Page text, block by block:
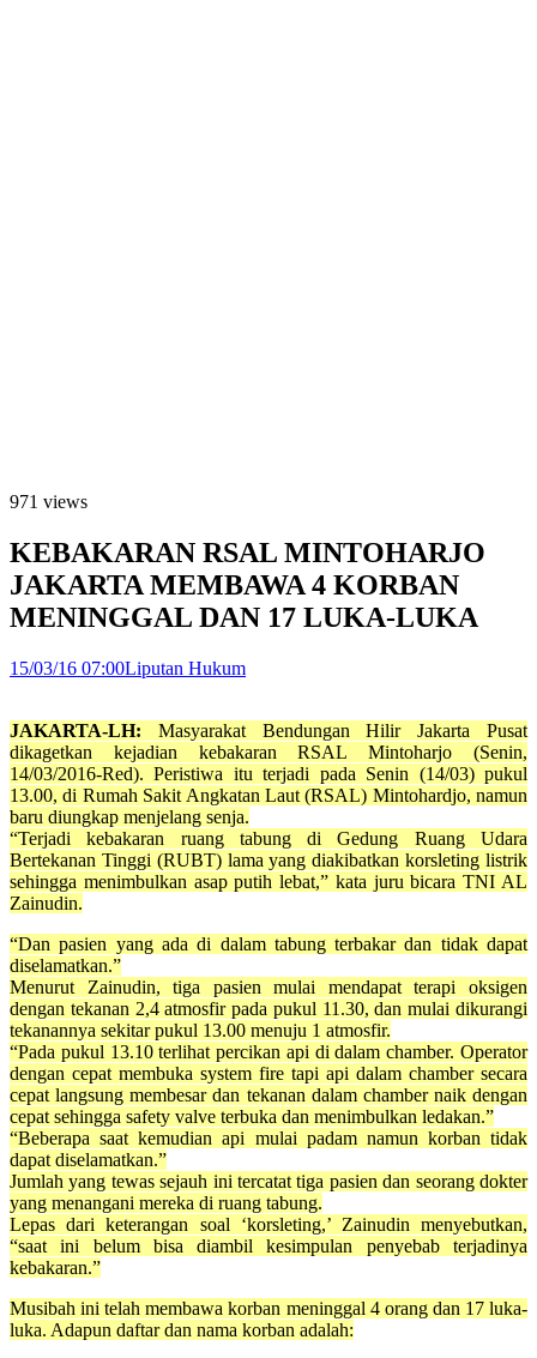
971 views
KEBAKARAN RSAL MINTOHARJO
JAKARTA MEMBAWA 4 KORBAN
MENINGGAL DAN 17 LUKA-LUKA
15/03/16 07:00Liputan Hukum
JAKARTA-LH: Masyarakat Bendungan Hilir Jakarta Pusat
dikagetkan kejadian kebakaran RSAL Mintoharjo (Senin,
14/03/2016-Red). Peristiwa itu terjadi pada Senin (14/03) pukul
13.00, di Rumah Sakit Angkatan Laut (RSAL) Mintohardjo, namun
baru diungkap menjelang senja.
“Terjadi kebakaran ruang tabung di Gedung Ruang Udara
Bertekanan Tinggi (RUBT) lama yang diakibatkan korsleting listrik
sehingga menimbulkan asap putih lebat,” kata juru bicara TNI AL
Zainudin.
“Dan pasien yang ada di dalam tabung terbakar dan tidak dapat
diselamatkan.”
Menurut Zainudin, tiga pasien mulai mendapat terapi oksigen
dengan tekanan 2,4 atmosfir pada pukul 11.30, dan mulai dikurangi
tekanannya sekitar pukul 13.00 menuju 1 atmosfir.
“Pada pukul 13.10 terlihat percikan api di dalam chamber. Operator
dengan cepat membuka system fire tapi api dalam chamber secara
cepat langsung membesar dan tekanan dalam chamber naik dengan
cepat sehingga safety valve terbuka dan menimbulkan ledakan.”
“Beberapa saat kemudian api mulai padam namun korban tidak
dapat diselamatkan.”
Jumlah yang tewas sejauh ini tercatat tiga pasien dan seorang dokter
yang menangani mereka di ruang tabung.
Lepas dari keterangan soal ‘korsleting,’ Zainudin menyebutkan,
“saat ini belum bisa diambil kesimpulan penyebab terjadinya
kebakaran.”
Musibah ini telah membawa korban meninggal 4 orang dan 17 luka-
luka. Adapun daftar dan nama korban adalah: